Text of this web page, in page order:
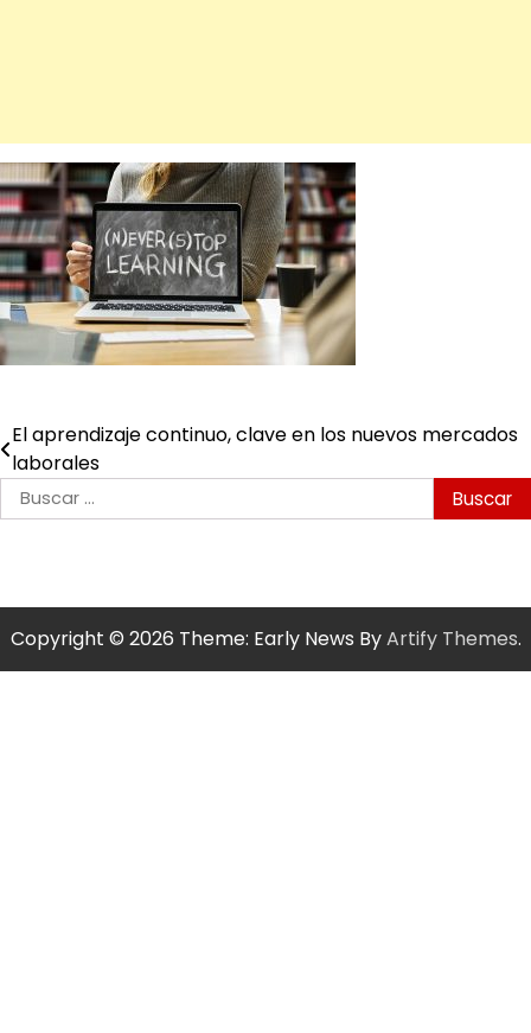
Navegación
de
entradas
El aprendizaje continuo, clave en los nuevos mercados
laborales
Buscar:
Copyright © 2026 Theme: Early News ByArtify Themes.